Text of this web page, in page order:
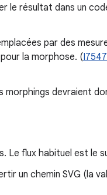
le résultat dans un
par des
la morphose. (
morphings devraient
Le flux habituel est le
un chemin SVG (la